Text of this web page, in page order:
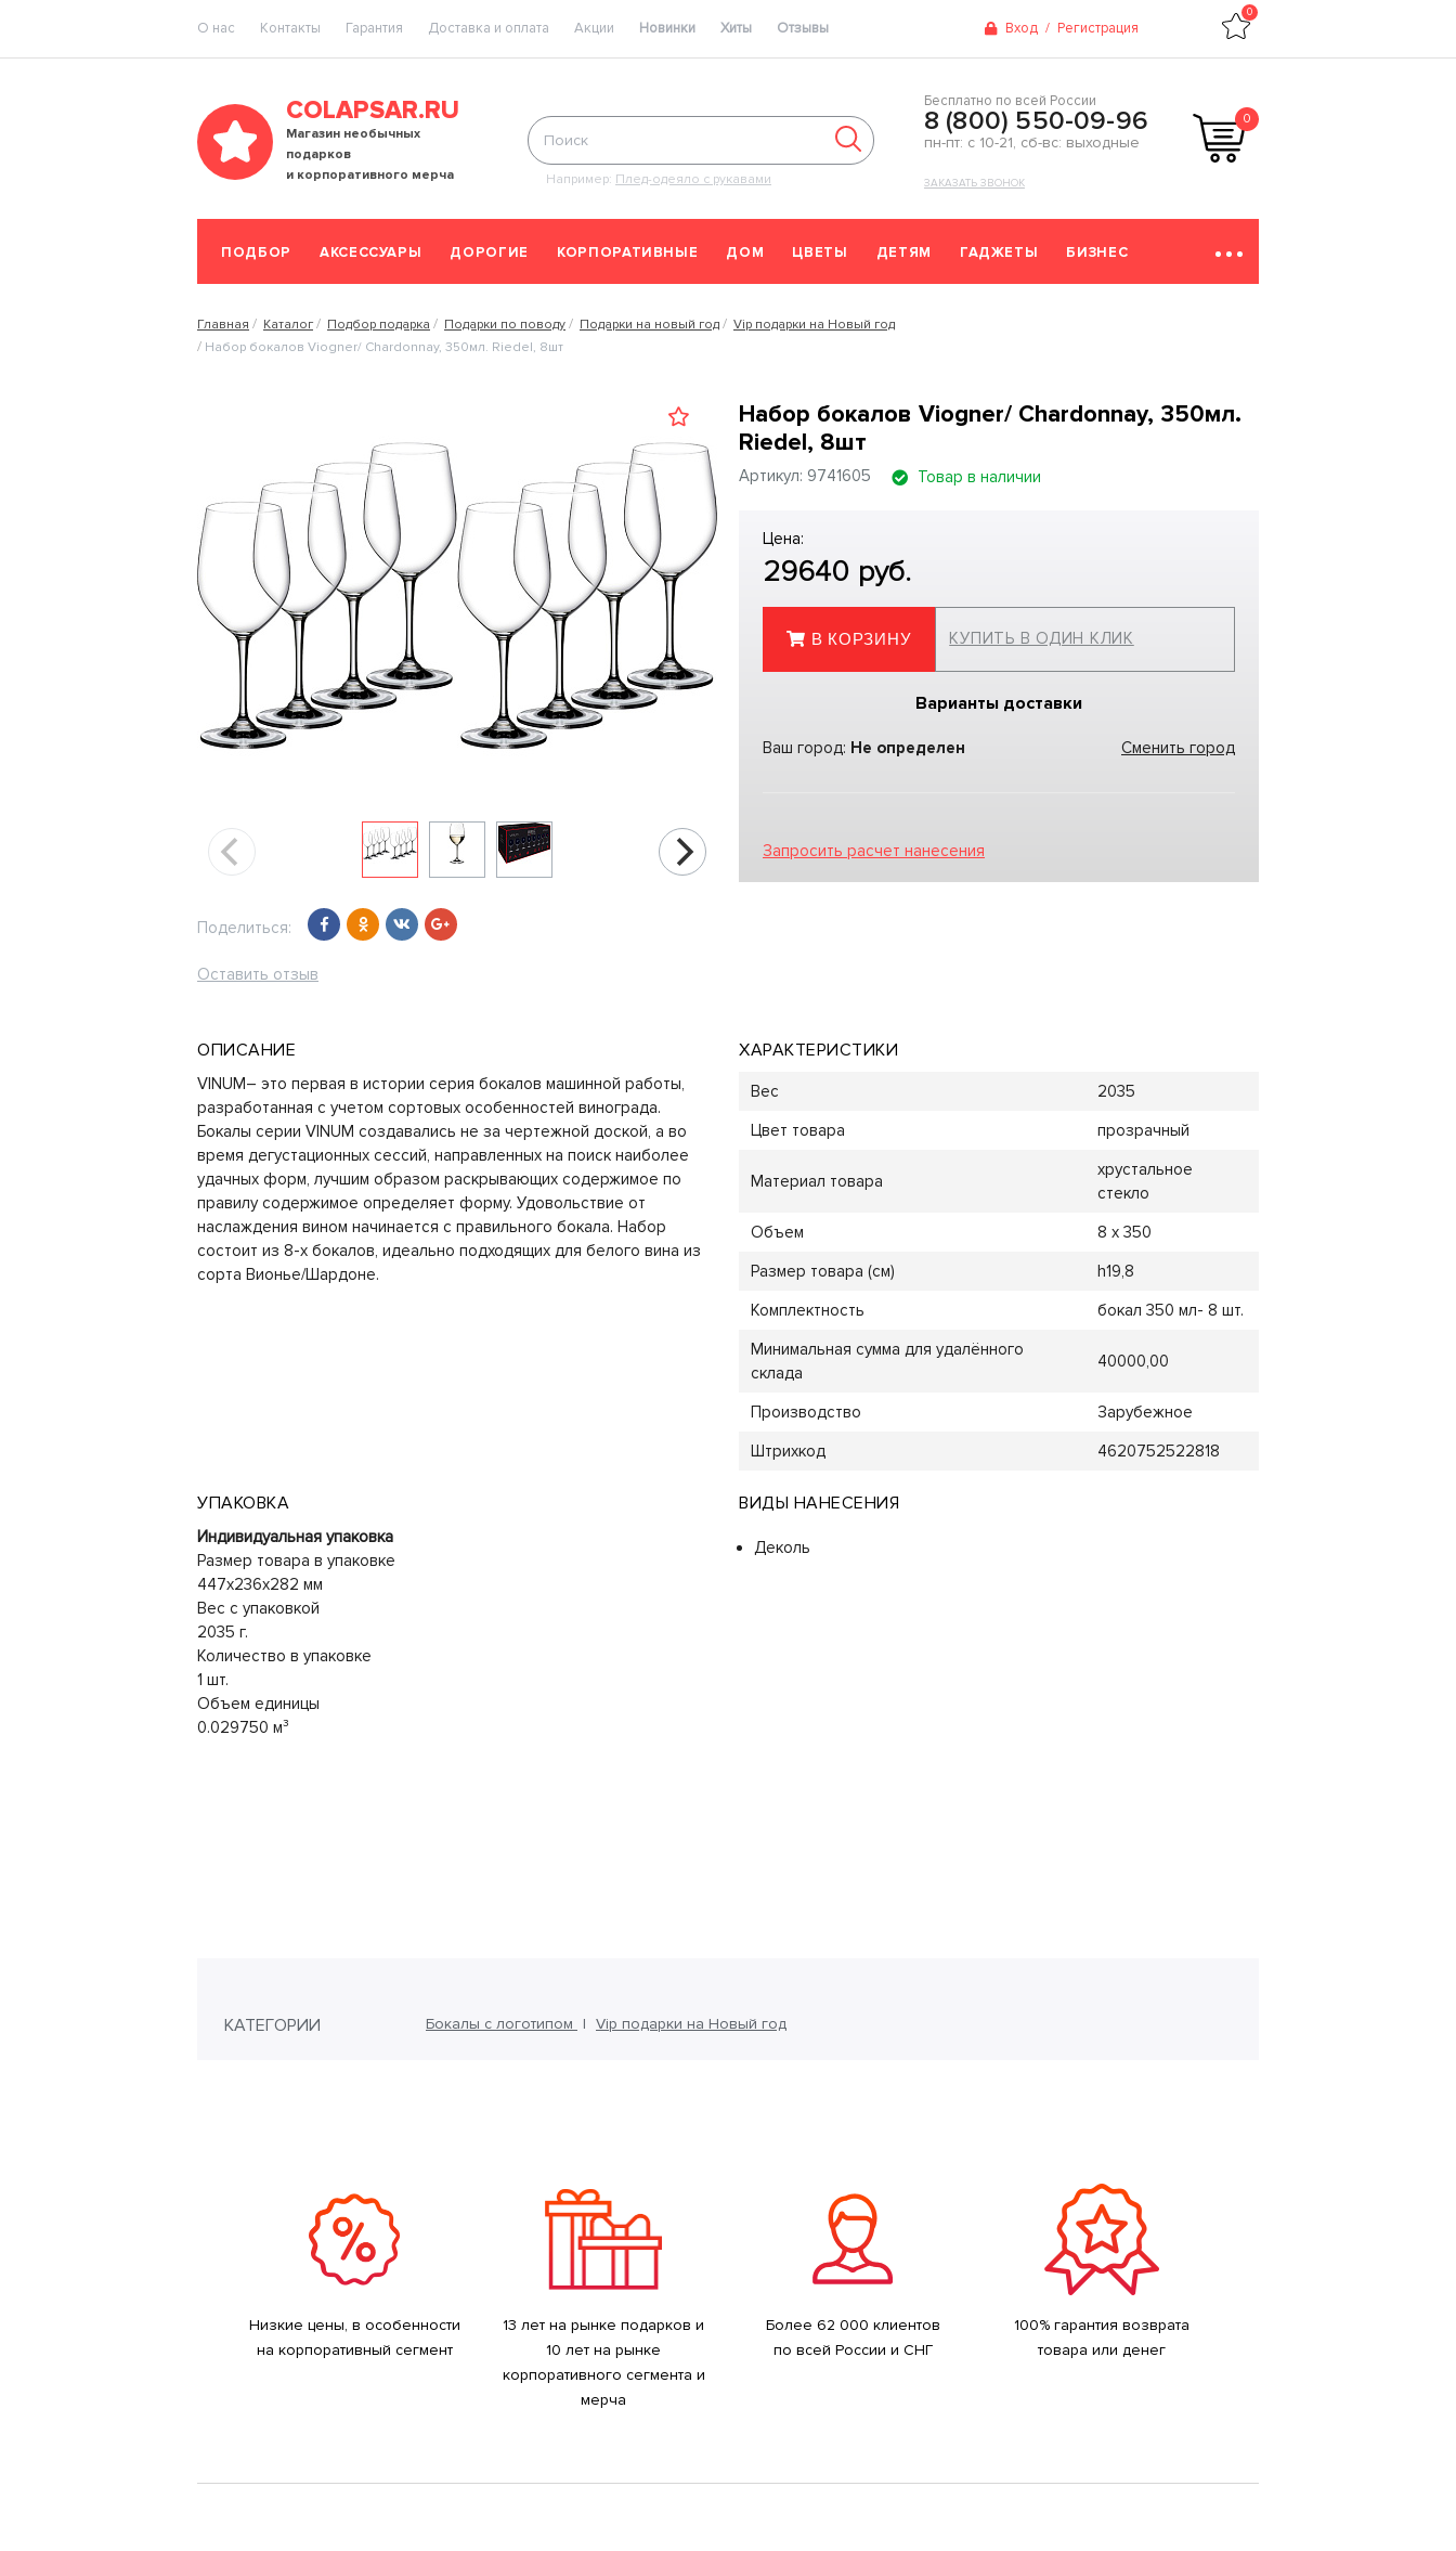
O нас Контакты Гарантия Доставка и оплата Акции Новинки Хиты Отзывы Вход / Регистрация
0
COLAPSAR.RU
Магазин необычных
подарков
и корпоративного мерча
Например: Плед-одеяло с рукавами
Бесплатно по всей России
8 (800) 550-09-96
пн-пт: с 10-21, сб-вс: выходные
ЗАКАЗАТЬ ЗВОНОК
0
ПОДБОР АКСЕССУАРЫ ДОРОГИЕ КОРПОРАТИВНЫЕ ДОМ ЦВЕТЫ ДЕТЯМ ГАДЖЕТЫ БИЗНЕС
Главная Каталог Подбор подарка Подарки по поводу Подарки на новый год
Vip подарки на Новый год
Набор бокалов Viogner/ Chardonnay, 350мл. Riedel, 8шт
Поделиться:
Оставить отзыв
Набор бокалов Viogner/ Chardonnay, 350мл.
Riedel, 8шт
Артикул: 9741605 Товар в наличии
Цена:
29640 руб.
В КОРЗИНУ КУПИТЬ В ОДИН КЛИК
Варианты доставки
Ваш город: Не определен Сменить город
Запросить расчет нанесения
ОПИСАНИЕ
VINUM– это первая в истории серия бокалов машинной работы,
разработанная с учетом сортовых особенностей винограда.
Бокалы серии VINUM создавались не за чертежной доской, а во
время дегустационных сессий, направленных на поиск наиболее
удачных форм, лучшим образом раскрывающих содержимое по
правилу содержимое определяет форму. Удовольствие от
наслаждения вином начинается с правильного бокала. Набор
состоит из 8-х бокалов, идеально подходящих для белого вина из
сорта Вионье/Шардоне.
ХАРАКТЕРИСТИКИ
Вес
2035
Цвет товара
прозрачный
Материал товара
хрустальное
стекло
Объем
8 х 350
Размер товара (см)
h19,8
Комплектность
бокал 350 мл- 8 шт.
Минимальная сумма для удалённого
склада
40000,00
Производство
Зарубежное
Штрихкод
4620752522818
УПАКОВКА
Индивидуальная упаковка
Размер товара в упаковке
447x236x282 мм
Вес с упаковкой
2035 г.
Количество в упаковке
1 шт.
Объем единицы
0.029750 м³
ВИДЫ НАНЕСЕНИЯ
Деколь
КАТЕГОРИИ Бокалы с логотипом Vip подарки на Новый год
Низкие цены, в особенности
на корпоративный сегмент
13 лет на рынке подарков и
10 лет на рынке
корпоративного сегмента и
мерча
Более 62 000 клиентов
по всей России и СНГ
100% гарантия возврата
товара или денег